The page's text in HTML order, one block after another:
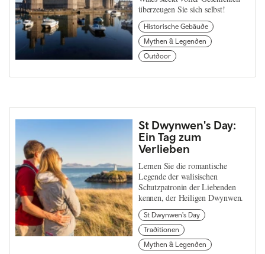
überzeugen Sie sich selbst!
Historische Gebäude
Mythen & Legenden
Outdoor
St Dwynwen's Day:
Ein Tag zum
Verlieben
Lernen Sie die romantische
Legende der walisischen
Schutzpatronin der Liebenden
kennen, der Heiligen Dwynwen.
St Dwynwen's Day
Traditionen
Mythen & Legenden